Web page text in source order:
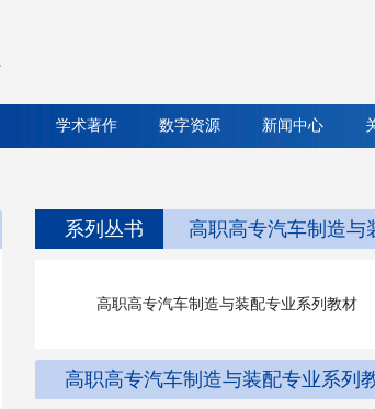
学术著作 数字资源 新闻中心
系列丛书 高职高专汽车制造与
高职高专汽车制造与装配专业系列教材
高职高专汽车制造与装配专业系列